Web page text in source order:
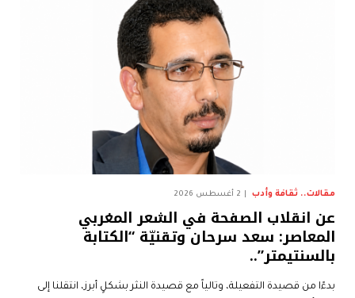
مقالات.. ثقافة وأدب 2 أغسطس 2026
عن انقلاب الصفحة في الشعر المغربي
المعاصر: سعد سرحان وتقنيّة “الكتابة
بالسنتيمتر”..
بدءًا من قصيدة التفعيلة، وتالياً مع قصيدة النثر بشكلٍ أبرز، انتقلنا إلى